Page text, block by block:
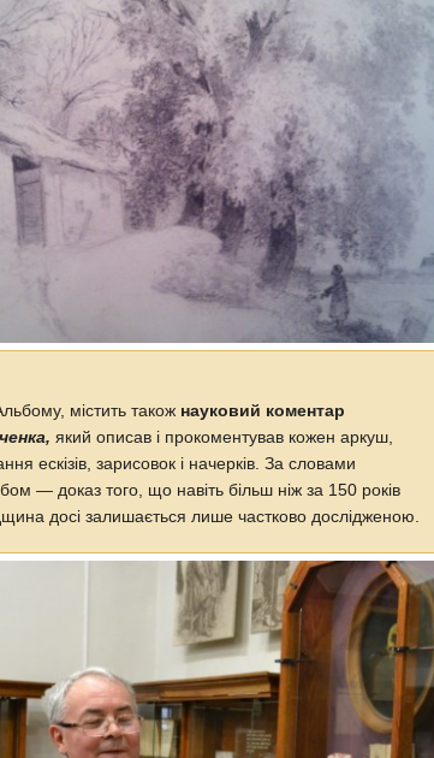
містить також науковий коментар
який описав і прокоментував кожен аркуш,
ескізів, зарисовок і начерків. За словами
— доказ того, що навіть більш ніж за 150 років
досі залишається лише частково дослідженою.